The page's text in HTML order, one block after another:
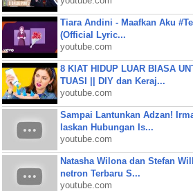
Tiara Andini - Maafkan Aku
(Official Lyric...
youtube.com
8 KIAT HIDUP LUAR BIASA
TUASI || DIY dan Keraj...
youtube.com
Sampai Lantunkan Adzan!
laskan Hubungan Is...
youtube.com
Natasha Wilona dan Stefan
netron Terbaru S...
youtube.com